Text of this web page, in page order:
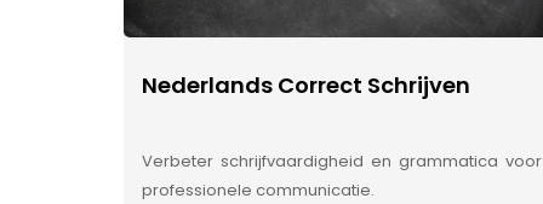
Nederlands Correct Schrijven
Verbeter schrijfvaardigheid en grammatica voor
professionele communicatie.